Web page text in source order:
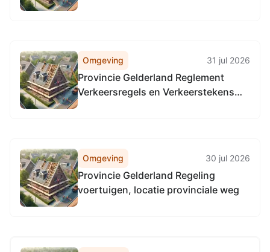
Omgeving 31 jul 2026
Provincie Gelderland Reglement
Verkeersregels en Verkeerstekens
Omgeving 30 jul 2026
Provincie Gelderland Regeling
voertuigen, locatie provinciale weg